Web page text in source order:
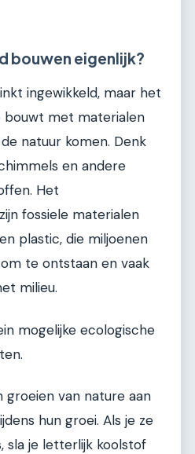
bouwen eigenlijk?
ingewikkeld, maar het
bouwt met materialen
natuur komen. Denk
en andere
Het
fossiele materialen
plastic, die miljoenen
te ontstaan en vaak
milieu.
mogelijke ecologische
groeien van nature aan
hun groei. Als je ze
sla je letterlijk koolstof